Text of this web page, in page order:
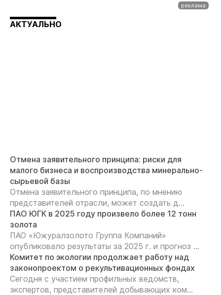
АКТУАЛЬНО
Отмена заявительного принципа: риски для
малого бизнеса и воспроизводства минерально-
сырьевой базы
Отмена заявительного принципа, по мнению
представителей отрасли, может создать д...
ПАО ЮГК в 2025 году произвело более 12 тонн
золота
ПАО «Южуралзолото Группа Компаний»
опубликовало результаты за 2025 г. и прогноз ...
Комитет по экологии продолжает работу над
законопроектом о рекультивационных фондах
Сегодня с участием профильных ведомств,
экспертов, представителей добывающих ком...